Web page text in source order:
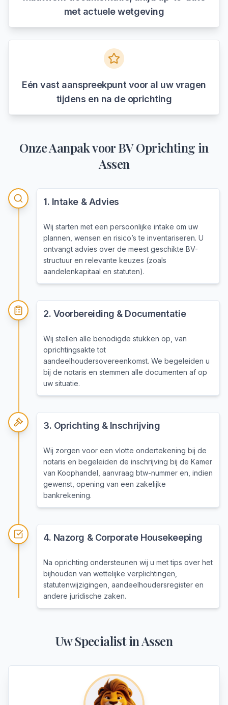
met actuele wetgeving
Eén vast aanspreekpunt voor al uw vragen
tijdens en na de oprichting
Onze Aanpak voorBV Oprichting in
Assen
1. Intake & Advies
Wij starten met een persoonlijke intake om uw
plannen, wensen en risico’s te inventariseren. U
ontvangt advies over de meest geschikte BV-
structuur en relevante keuzes (zoals
aandelenkapitaal en statuten).
2. Voorbereiding & Documentatie
Wij stellen alle benodigde stukken op, van
oprichtingsakte tot
aandeelhoudersovereenkomst. We begeleiden u
bij de notaris en stemmen alle documenten af op
uw situatie.
3. Oprichting & Inschrijving
Wij zorgen voor een vlotte ondertekening bij de
notaris en begeleiden de inschrijving bij de Kamer
van Koophandel, aanvraag btw-nummer en, indien
gewenst, opening van een zakelijke
bankrekening.
4. Nazorg & Corporate Housekeeping
Na oprichting ondersteunen wij u met tips over het
bijhouden van wettelijke verplichtingen,
statutenwijzigingen, aandeelhoudersregister en
andere juridische zaken.
Uw Specialist inAssen